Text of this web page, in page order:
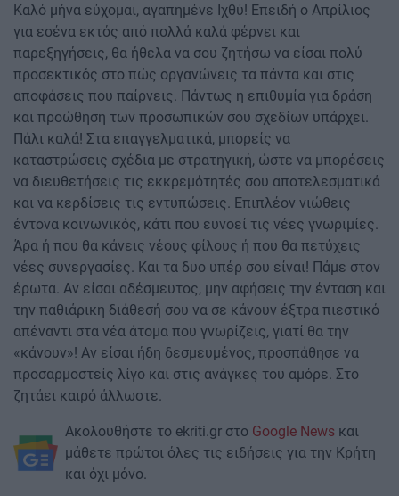
Καλό μήνα εύχομαι, αγαπημένε Ιχθύ! Επειδή ο Απρίλιος
για εσένα εκτός από πολλά καλά φέρνει και
παρεξηγήσεις, θα ήθελα να σου ζητήσω να είσαι πολύ
προσεκτικός στο πώς οργανώνεις τα πάντα και στις
αποφάσεις που παίρνεις. Πάντως η επιθυμία για δράση
και προώθηση των προσωπικών σου σχεδίων υπάρχει.
Πάλι καλά! Στα επαγγελματικά, μπορείς να
καταστρώσεις σχέδια με στρατηγική, ώστε να μπορέσεις
να διευθετήσεις τις εκκρεμότητές σου αποτελεσματικά
και να κερδίσεις τις εντυπώσεις. Επιπλέον νιώθεις
έντονα κοινωνικός, κάτι που ευνοεί τις νέες γνωριμίες.
Άρα ή που θα κάνεις νέους φίλους ή που θα πετύχεις
νέες συνεργασίες. Και τα δυο υπέρ σου είναι! Πάμε στον
έρωτα. Αν είσαι αδέσμευτος, μην αφήσεις την ένταση και
την παθιάρικη διάθεσή σου να σε κάνουν έξτρα πιεστικό
απέναντι στα νέα άτομα που γνωρίζεις, γιατί θα την
«κάνουν»! Αν είσαι ήδη δεσμευμένος, προσπάθησε να
προσαρμοστείς λίγο και στις ανάγκες του αμόρε. Στο
ζητάει καιρό άλλωστε.
Ακολουθήστε το ekriti.gr στο Google News και
μάθετε πρώτοι όλες τις ειδήσεις για την Κρήτη
και όχι μόνο.